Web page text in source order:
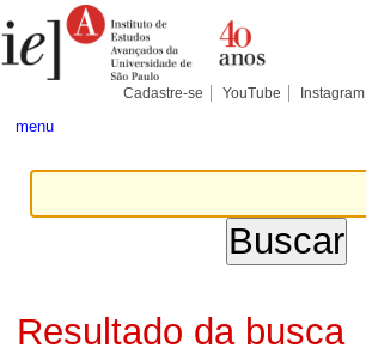
para
conteúdo.
Pessoais
Cadastre-se YouTube Instagram
menu
Resultado da busca